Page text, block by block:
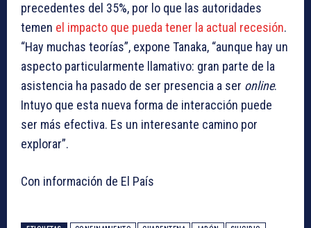
precedentes del 35%, por lo que las autoridades
temen el impacto que pueda tener la actual recesión.
“Hay muchas teorías”, expone Tanaka, “aunque hay un
aspecto particularmente llamativo: gran parte de la
asistencia ha pasado de ser presencia a ser online.
Intuyo que esta nueva forma de interacción puede
ser más efectiva. Es un interesante camino por
explorar”.
Con información de El País